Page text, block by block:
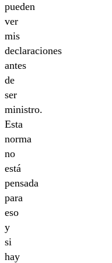
pueden
ver
mis
declaraciones
antes
de
ser
ministro.
Esta
norma
no
está
pensada
para
eso
y
si
hay